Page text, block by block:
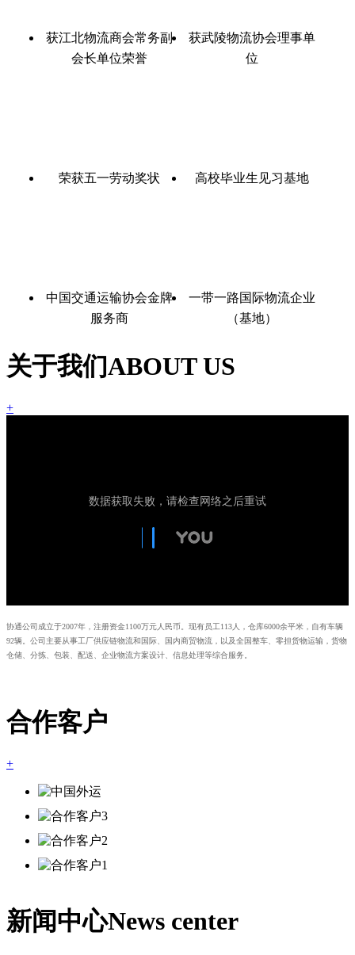
获江北物流商会常务副
会长单位荣誉
获武陵物流协会理事单
位
荣获五一劳动奖状 高校毕业生见习基地
中国交通运输协会金牌
服务商
一带一路国际物流企业
（基地）
关于我们ABOUT US
+
协通公司成立于2007年，注册资金1100万元人民币。现有员工113人，仓库6000余平米，自有车辆
92辆。公司主要从事工厂供应链物流和国际、国内商贸物流，以及全国整车、零担货物运输，货物
仓储、分拣、包装、配送、企业物流方案设计、信息处理等综合服务。
合作客户
+
新闻中心News center